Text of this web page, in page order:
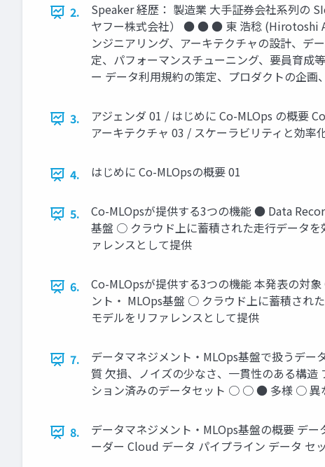
2.
Speaker 経歴： 製造業 大手証券会社系列の
ヤフー株式会社） ● ● ● 東 浩稔 (Hirotoshi
ンジニアリング、アーキテクチャの設計、
定、パフォーマンスチューニング、要員育
ー データ利用規約の策定、プロダクトの企
3.
アジェンダ 01 / はじめに Co-MLOps の概要
アーキテクチャ 03 / スケーラビリティと効率
4. はじめに Co-MLOpsの概要 01
5.
Co-MLOpsが提供する3つの機能 ● Data
基盤 ○ クラウド上に蓄積された走行データ
ァレンスとして提供
6.
Co-MLOpsが提供する3つの機能 本発表の対
ント・ MLOps基盤 ○ クラウド上に蓄積され
モデルをリファレンスとして提供
7.
データマネジメント・MLOps基盤で扱うデ
質 欠損、ノイズの少なさ、一貫性のある構
ション済みのデータセット ○ ○ ● 多様 ○ 異
8.
データマネジメント・MLOps基盤の概要 デ
ーダー Cloud データ パイプライン データ セ